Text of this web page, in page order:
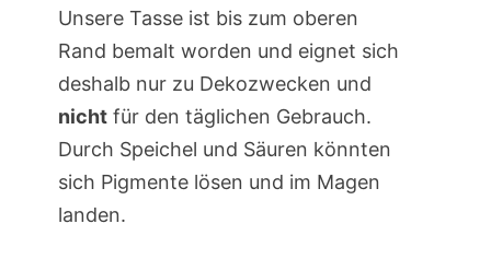
Unsere Tasse ist bis zum oberen
Rand bemalt worden und eignet sich
deshalb nur zu Dekozwecken und
nichtfür den täglichen Gebrauch.
Durch Speichel und Säuren könnten
sich Pigmente lösen und im Magen
landen.